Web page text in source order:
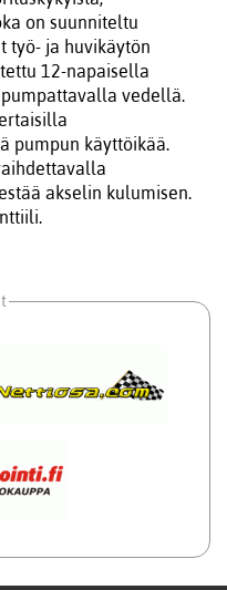
on suunniteltu
työ- ja huvikäytön
12-napaisella
vedellä.
pumpun käyttöikää.
akselin kulumisen.